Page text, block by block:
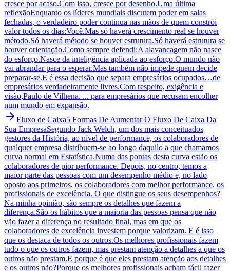
cresce por acaso.Com isso, cresce por desenho.Uma última
reflexãoEnquanto os líderes mundiais discutem poder em salas
fechadas, o verdadeiro poder continua nas mãos de quem constrói
valor todos os dias:Você.Mas só haverá crescimento real se houver
método.Só haverá método se houver estrutura.Só haverá estrutura se
houver orientação.Como sempre defendi:A alavancagem não nasce
do esforço.Nasce da inteligência aplicada ao esforço.O mundo não
vai abrandar para o esperar.Mas também não impede quem decide
preparar-se.E é essa decisão que separa empresários ocupados…de
empresários verdadeiramente livres.Com respeito, exigência e
visão,Paulo de Vilhena. ... para empresários que recusam encolher
num mundo em expansão.
Fluxo de Caixa5 Formas De Aumentar O Fluxo De Caixa Da
Sua EmpresaSegundo Jack Welch, um dos mais conceituados
gestores da História, ao nível de performance, os colaboradores de
qualquer empresa distribuem-se ao longo daquilo a que chamamos
curva normal em Estatística.Numa das pontas desta curva estão os
colaboradores de pior performance. Depois, no centro, temos a
maior parte das pessoas com um desempenho médio e, no lado
oposto aos primeiros, os colaboradores com melhor performance, os
profissionais de excelência. O que distingue os seus desempenhos?
Na minha opinião, são sempre os detalhes que fazem a
diferença.São os hábitos que a maioria das pessoas pensa que não
vão fazer a diferença no resultado final, mas em que os
colaboradores de excelência investem porque valorizam. E é isso
que os destaca de todos os outros.Os melhores profissionais fazem
tudo o que os outros fazem, mas prestam atenção a detalhes a que os
outros não prestam.E porque é que eles prestam atenção aos detalhes
e os outros não?Porque os melhores profissionais acham fácil fazer